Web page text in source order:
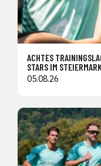
ACHTES
STARS IM
05.08.26